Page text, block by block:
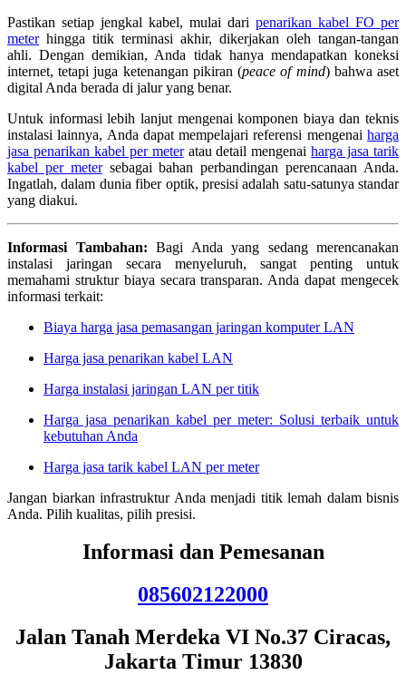
Pastikan setiap jengkal kabel, mulai dari penarikan kabel FO per
meterhingga titik terminasi akhir, dikerjakan oleh tangan-tangan
ahli. Dengan demikian, Anda tidak hanya mendapatkan koneksi
internet, tetapi juga ketenangan pikiran (peace of mind) bahwa aset
digital Anda berada di jalur yang benar.
Untuk informasi lebih lanjut mengenai komponen biaya dan teknis
instalasi lainnya, Anda dapat mempelajari referensi mengenai harga
jasa penarikan kabel per meteratau detail mengenaiharga jasa tarik
kabel per metersebagai bahan perbandingan perencanaan Anda.
Ingatlah, dalam dunia fiber optik, presisi adalah satu-satunya standar
yang diakui.
Informasi Tambahan: Bagi Anda yang sedang merencanakan
instalasi jaringan secara menyeluruh, sangat penting untuk
memahami struktur biaya secara transparan. Anda dapat mengecek
informasi terkait:
Biaya harga jasa pemasangan jaringan komputer LAN
Harga jasa penarikan kabel LAN
Harga instalasi jaringan LAN per titik
Harga jasa penarikan kabel per meter: Solusi terbaik untuk
kebutuhan Anda
Harga jasa tarik kabel LAN per meter
Jangan biarkan infrastruktur Anda menjadi titik lemah dalam bisnis
Anda. Pilih kualitas, pilih presisi.
Informasi dan Pemesanan
085602122000
Jalan Tanah Merdeka VI No.37 Ciracas,
Jakarta Timur 13830